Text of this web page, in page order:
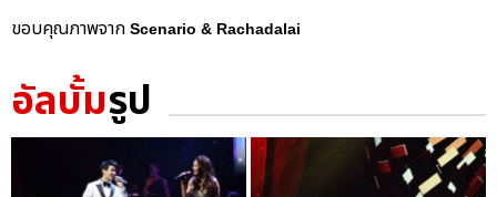
ขอบคุณภาพจาก Scenario & Rachadalai
อัลบั้มรูป